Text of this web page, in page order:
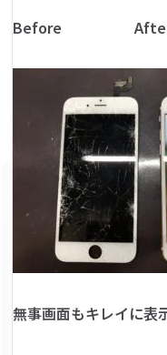
Before
無事画面もキレイに表